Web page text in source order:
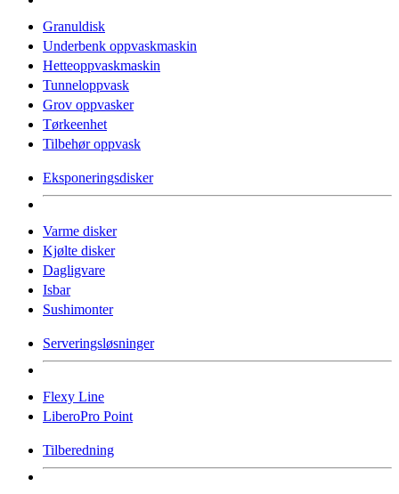
Granuldisk
Underbenk oppvaskmaskin
Hetteoppvaskmaskin
Tunneloppvask
Grov oppvasker
Tørkeenhet
Tilbehør oppvask
Eksponeringsdisker
Varme disker
Kjølte disker
Dagligvare
Isbar
Sushimonter
Serveringsløsninger
Flexy Line
LiberoPro Point
Tilberedning